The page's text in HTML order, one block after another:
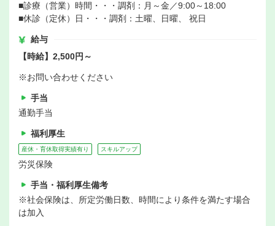
■診療（営業）時間・・・調剤：月～金／9:00～18:00
■休診（定休）日・・・調剤：土曜、日曜、 祝日
給与
【時給】2,500円～
※お問い合わせください
手当
通勤手当
福利厚生
産休・育休取得実績有り スキルアップ
労災保険
手当・福利厚生備考
※社会保険は、所定労働日数、時間により条件を満たす場合
は加入